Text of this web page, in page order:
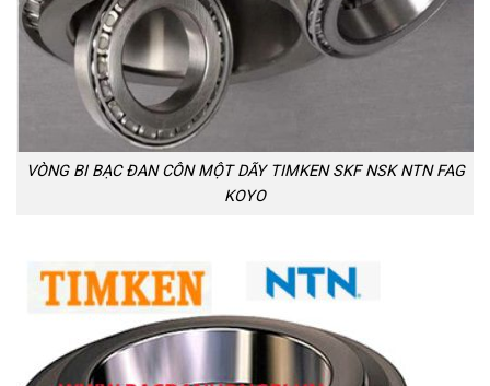
VÒNG BI BẠC ĐAN CÔN MỘT DÃY TIMKEN SKF NSK NTN FAG
KOYO